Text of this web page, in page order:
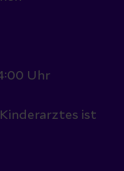
Uhr
Kinderarztes ist